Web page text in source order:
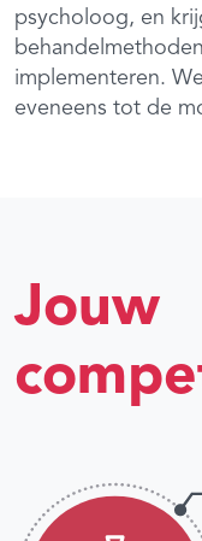
psycholoog, en
implementeren.
eveneens tot de
Jouw